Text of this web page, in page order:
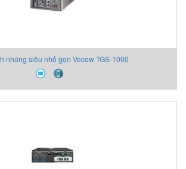
nhúng siêu nhỏ gọn Vecow TGS-1000